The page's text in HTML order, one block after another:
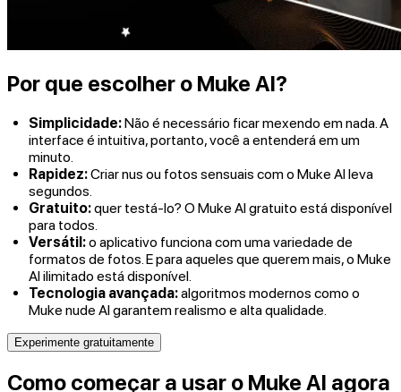
Por que escolher o Muke AI?
Simplicidade:Não é necessário ficar mexendo em nada. A
interface é intuitiva, portanto, você a entenderá em um
minuto.
Rapidez:Criar nus ou fotos sensuais com o Muke AI leva
segundos.
Gratuito:quer testá-lo? O Muke AI gratuito está disponível
para todos.
Versátil:o aplicativo funciona com uma variedade de
formatos de fotos. E para aqueles que querem mais, o Muke
AI ilimitado está disponível.
Tecnologia avançada:algoritmos modernos como o
Muke nude AI garantem realismo e alta qualidade.
Experimente gratuitamente
Como começar a usar o Muke AI agora